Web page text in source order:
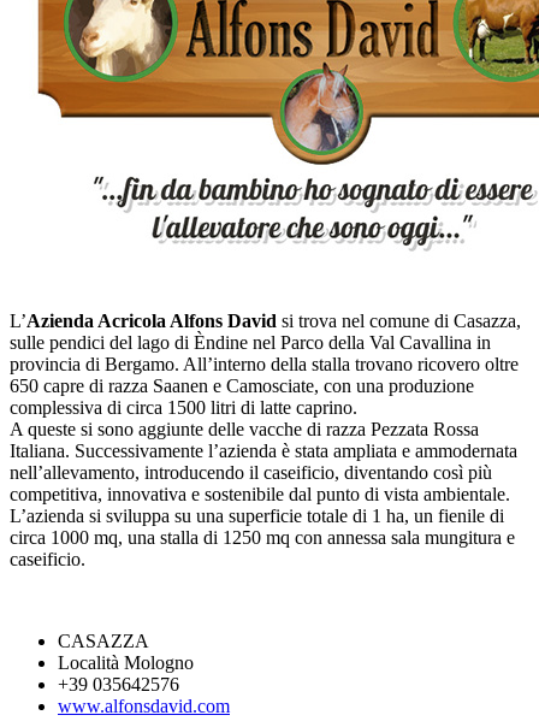
L’Azienda Acricola Alfons David si trova nel comune di Casazza,
sulle pendici del lago di Èndine nel Parco della Val Cavallina in
provincia di Bergamo. All’interno della stalla trovano ricovero oltre
650 capre di razza Saanen e Camosciate, con una produzione
complessiva di circa 1500 litri di latte caprino.
​A queste si sono aggiunte delle vacche di razza Pezzata Rossa
Italiana. Successivamente l’azienda è stata ampliata e ammodernata
nell’allevamento, introducendo il caseificio, diventando così più
competitiva, innovativa e sostenibile dal punto di vista ambientale.
L’azienda si sviluppa su una superficie totale di 1 ha, un fienile di
circa 1000 mq, una stalla di 1250 mq con annessa sala mungitura e
caseificio.
CASAZZA
Località Mologno
+39 035642576
www.alfonsdavid.com